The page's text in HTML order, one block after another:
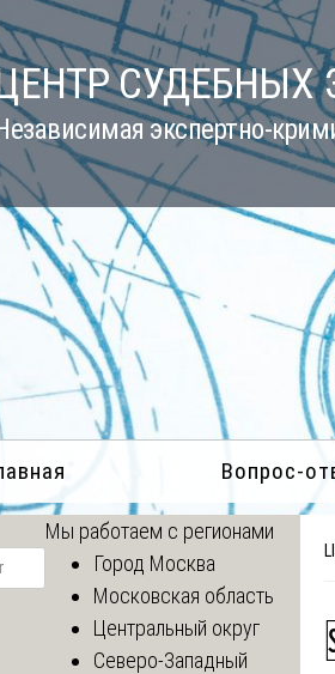
СУДЕБНЫХ
экспертно-
Вопрос-
Мы работаем с регионами
Город Москва
Московская область
Центральный округ
Северо-Западный